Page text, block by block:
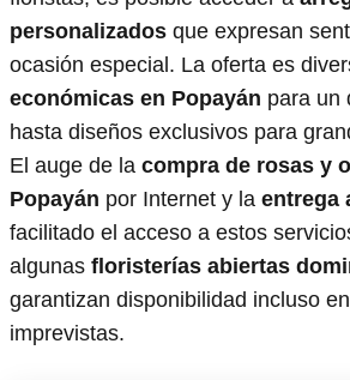
personalizados que expresan
ocasión especial. La oferta es
económicas en Popayán para un
hasta diseños exclusivos para
El auge de la compra de rosas y
Popayán por Internet y la entrega
facilitado el acceso a estos
algunas floristerías abiertas
garantizan disponibilidad incluso
imprevistas.